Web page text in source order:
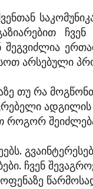
არსებული
თუ რა მოგწონთ
ადგილის
შეიძლება
ჩვენ